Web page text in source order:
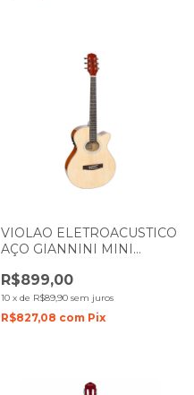
VIOLAO ELETROACUSTICO
AÇO GIANNINI MINI
GSF1D CEQ NG NATURAL
GLOSS
R$899,00
10 x de R$89,90 sem juros
R$827,08 com Pix